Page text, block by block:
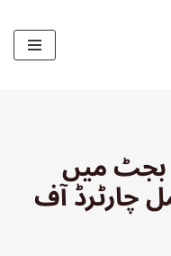
بجٹ میں
چارٹرڈ آف